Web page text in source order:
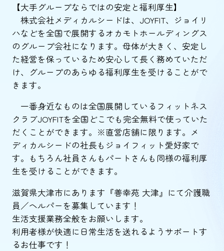
【大手グループならではの安定と福利厚生】
株式会社メディカルシードは、JOYFIT、ジョイリ
ハなどを全国で展開するオカモトホールディングス
のグループ会社になります。母体が大きく、安定し
た経営を保っているため安心して長く務めていただ
け、グループのあらゆる福利厚生を受けることがで
きます。
一番身近なものは全国展開しているフィットネス
クラブJOYFITを全国どこでも完全無料で使っていた
だくことができます。※直営店舗に限ります。メ
ディカルシードの社長もジョイフィット愛好家で
す。もちろん社員さんもパートさんも同様の福利厚
生を受けることができます。
滋賀県大津市にあります『善幸苑 大津』にて介護職
員／ヘルパーを募集しています！
生活支援業務全般をお願いします。
利用者様が快適に日常生活を送れるようサポートす
るお仕事です！